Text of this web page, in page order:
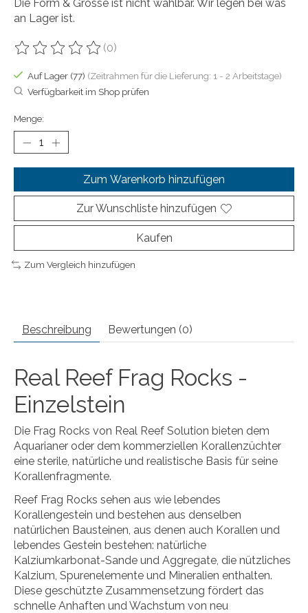
Die Form & Grösse ist nicht wählbar. Wir legen bei was
an Lager ist.
Die Bewertung dieses Produkts ist
(0)
Auf Lager (77) (Zeitrahmen für die Lieferung: 1 - 2 Arbeitstage)
Verfügbarkeit im Shop prüfen
Menge:
Zum Warenkorb hinzufügen
Zur Wunschliste hinzufügen
Kaufen
Zum Vergleich hinzufügen
Beschreibung Bewertungen (0)
Real Reef Frag Rocks -
Einzelstein
Die Frag Rocks von Real Reef Solution bieten dem
Aquarianer oder dem kommerziellen Korallenzüchter
eine sterile, natürliche und realistische Basis für seine
Korallenfragmente.
Reef Frag Rocks sehen aus wie lebendes
Korallengestein und bestehen aus denselben
natürlichen Bausteinen, aus denen auch Korallen und
lebendes Gestein bestehen: natürliche
Kalziumkarbonat-Sande und Aggregate, die nützliches
Kalzium, Spurenelemente und Mineralien enthalten.
Diese geschützte Zusammensetzung fördert das
schnelle Anhaften und Wachstum von neu